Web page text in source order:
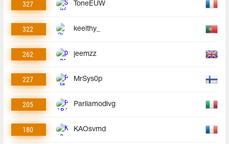
327 ToneEUW
322 keeithy_
262 jeemzz
227 MrSys0p
205 Parliamodivg
180 KAOsvmd